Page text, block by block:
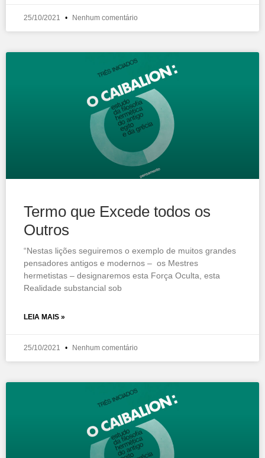
25/10/2021 Nenhum comentário
Termo que Excede todos os
Outros
“Nestas lições seguiremos o exemplo de muitos grandes
pensadores antigos e modernos – os Mestres
hermetistas – designaremos esta Força Oculta, esta
Realidade substancial sob
LEIA MAIS »
25/10/2021 Nenhum comentário